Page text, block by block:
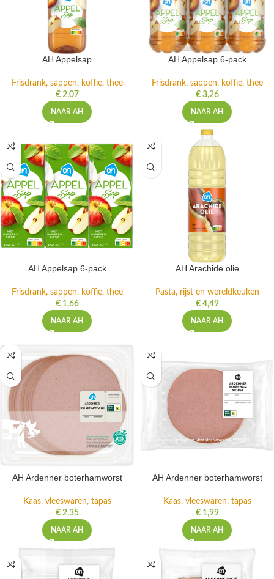
AH Appelsap
Frisdrank, sappen, koffie, thee
€2,07
NAAR AH
AH Appelsap 6-pack
Frisdrank, sappen, koffie, thee
€3,26
NAAR AH
AH Appelsap 6-pack
Frisdrank, sappen, koffie, thee
€1,66
NAAR AH
AH Arachide olie
Pasta, rijst en wereldkeuken
€4,49
NAAR AH
AH Ardenner boterhamworst
Kaas, vleeswaren, tapas
€2,35
NAAR AH
AH Ardenner boterhamworst
Kaas, vleeswaren, tapas
€1,99
NAAR AH